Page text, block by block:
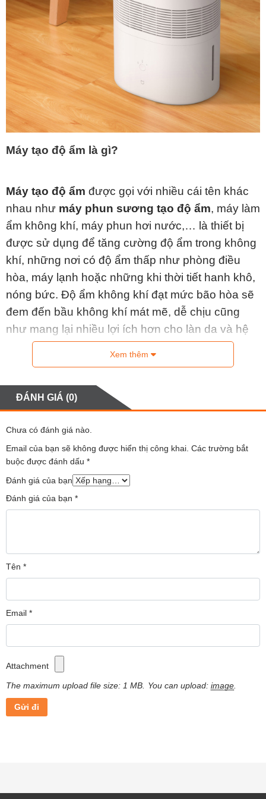
Máy tạo độ ẩm là gì?
Máy tạo độ ẩm được gọi với nhiều cái tên khác
nhau như máy phun sương tạo độ ẩm, máy làm
ẩm không khí, máy phun hơi nước,… là thiết bị
được sử dụng để tăng cường độ ẩm trong không
khí, những nơi có độ ẩm thấp như phòng điều
hòa, máy lạnh hoặc những khi thời tiết hanh khô,
nóng bức. Độ ẩm không khí đạt mức bão hòa sẽ
đem đến bầu không khí mát mẽ, dễ chịu cũng
như mang lại nhiều lợi ích hơn cho làn da và hệ
hô hấp của các thành viên trong gia đình.
tốt không?
Máy tạo độ ẩm Xioamimô phỏng sự bay hơi tự
Xem thêm
ĐÁNH GIÁ (0)
Chưa có đánh giá nào.
Email của bạn sẽ không được hiển thị công khai. Các trường bắt
buộc được đánh dấu *
Đánh giá của bạn
Đánh giá của bạn *
Tên *
Email *
Attachment
The maximum upload file size: 1 MB. You can upload: image